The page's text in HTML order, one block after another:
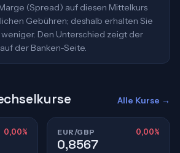
(Spread) auf diesen Mittelkurs
Gebühren; deshalb erhalten Sie
weniger. Den Unterschied zeigt der
der Banken-Seite.
Alle Kurse →
0,00% EUR/GBP 0,00%
0,8567